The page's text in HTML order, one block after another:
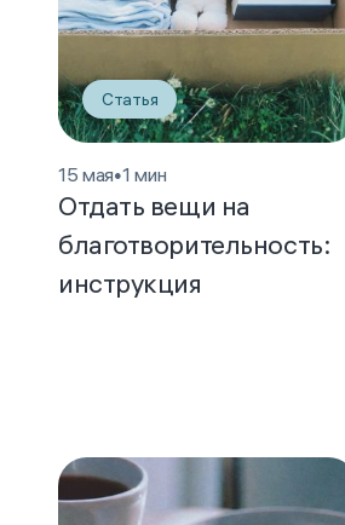
Статья
15 мая•1 мин
Отдать вещи на
благотворительность:
инструкция